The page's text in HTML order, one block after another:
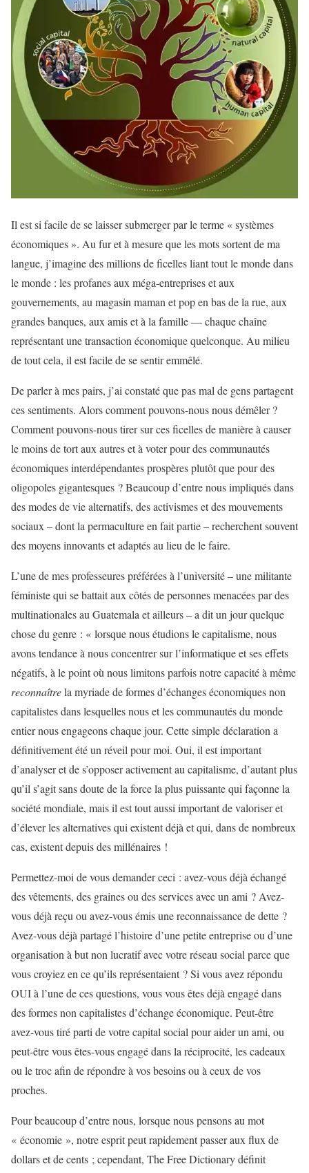
Il est si facile de se laisser submerger par le terme « systèmes
économiques ». Au fur et à mesure que les mots sortent de ma
langue, j’imagine des millions de ficelles liant tout le monde dans
le monde : les profanes aux méga-entreprises et aux
gouvernements, au magasin maman et pop en bas de la rue, aux
grandes banques, aux amis et à la famille — chaque chaîne
représentant une transaction économique quelconque. Au milieu
de tout cela, il est facile de se sentir emmêlé.
De parler à mes pairs, j’ai constaté que pas mal de gens partagent
ces sentiments. Alors comment pouvons-nous nous démêler ?
Comment pouvons-nous tirer sur ces ficelles de manière à causer
le moins de tort aux autres et à voter pour des communautés
économiques interdépendantes prospères plutôt que pour des
oligopoles gigantesques ? Beaucoup d’entre nous impliqués dans
des modes de vie alternatifs, des activismes et des mouvements
sociaux – dont la permaculture en fait partie – recherchent souvent
des moyens innovants et adaptés au lieu de le faire.
L’une de mes professeures préférées à l’université – une militante
féministe qui se battait aux côtés de personnes menacées par des
multinationales au Guatemala et ailleurs – a dit un jour quelque
chose du genre : « lorsque nous étudions le capitalisme, nous
avons tendance à nous concentrer sur l’informatique et ses effets
négatifs, à le point où nous limitons parfois notre capacité à même
reconnaîtrela myriade de formes d’échanges économiques non
capitalistes dans lesquelles nous et les communautés du monde
entier nous engageons chaque jour. Cette simple déclaration a
définitivement été un réveil pour moi. Oui, il est important
d’analyser et de s’opposer activement au capitalisme, d’autant plus
qu’il s’agit sans doute de la force la plus puissante qui façonne la
société mondiale, mais il est tout aussi important de valoriser et
d’élever les alternatives qui existent déjà et qui, dans de nombreux
cas, existent depuis des millénaires !
Permettez-moi de vous demander ceci : avez-vous déjà échangé
des vêtements, des graines ou des services avec un ami ? Avez-
vous déjà reçu ou avez-vous émis une reconnaissance de dette ?
Avez-vous déjà partagé l’histoire d’une petite entreprise ou d’une
organisation à but non lucratif avec votre réseau social parce que
vous croyiez en ce qu’ils représentaient ? Si vous avez répondu
OUI à l’une de ces questions, vous vous êtes déjà engagé dans
des formes non capitalistes d’échange économique. Peut-être
avez-vous tiré parti de votre capital social pour aider un ami, ou
peut-être vous êtes-vous engagé dans la réciprocité, les cadeaux
ou le troc afin de répondre à vos besoins ou à ceux de vos
proches.
Pour beaucoup d’entre nous, lorsque nous pensons au mot
« économie », notre esprit peut rapidement passer aux flux de
dollars et de cents ; cependant, The Free Dictionary définit